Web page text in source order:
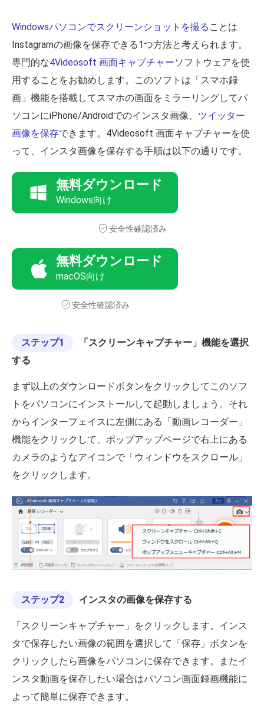
Windowsパソコンでスクリーンショットを撮る ことは
Instagramの画像を保存できる1つ方法と考えられます。
専門的な4Videosoft 画面キャプチャーソフトウェアを使
用することをお勧めします。このソフトは「スマホ録
画」機能を搭載してスマホの画面をミラーリングしてパ
ソコンにiPhone/Androidでのインスタ画像、 ツイッター
画像を保存できます。4Videosoft 画面キャプチャーを使
って、インスタ画像を保存する手順は以下の通りです。
無料ダウンロード
Windows向け
安全性確認済み
無料ダウンロード
macOS向け
安全性確認済み
ステップ1
「スクリーンキャプチャー」機能を選択
する
まず以上のダウンロードボタンをクリックしてこのソフ
トをパソコンにインストールして起動しましょう。それ
からインターフェイスに左側にある「動画レコーダー」
機能をクリックして、ポップアップページで右上にある
カメラのようなアイコンで「ウィンドウをスクロール」
をクリックします。
ステップ2 インスタの画像を保存する
「スクリーンキャプチャー」をクリックします。インス
タで保存したい画像の範囲を選択して「保存」ボタンを
クリックしたら画像をパソコンに保存できます。またイ
ンスタ動画を保存したい場合はパソコン画面録画機能に
よって簡単に保存できます。